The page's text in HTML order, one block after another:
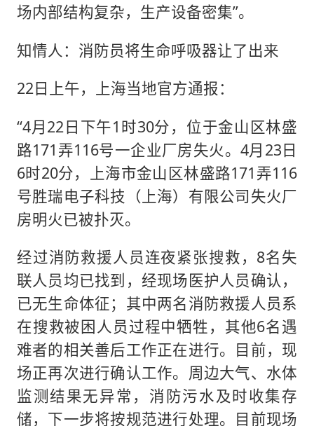
场内部结构复杂，生产设备密集”。
知情人：消防员将生命呼吸器让了出来
22日上午，上海当地官方通报：
“4月22日下午1时30分，位于金山区林盛
路171弄116号一企业厂房失火。4月23日
6时20分，上海市金山区林盛路171弄116
号胜瑞电子科技（上海）有限公司失火厂
房明火已被扑灭。
经过消防救援人员连夜紧张搜救，8名失
联人员均已找到，经现场医护人员确认，
已无生命体征；其中两名消防救援人员系
在搜救被困人员过程中牺牲，其他6名遇
难者的相关善后工作正在进行。目前，现
场正再次进行确认工作。周边大气、水体
监测结果无异常，消防污水及时收集存
储，下一步将按规范进行处理。目前现场